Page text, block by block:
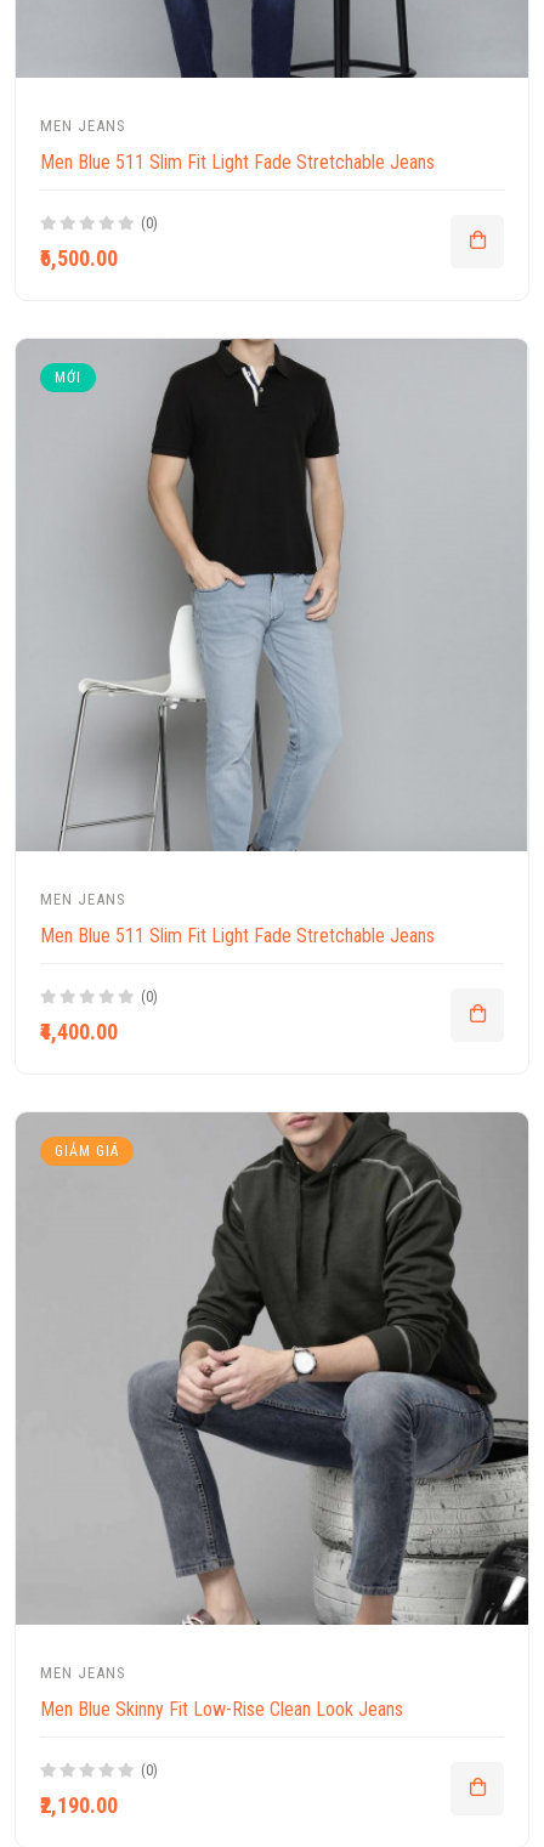
MEN JEANS
Men Blue 511 Slim Fit Light Fade Stretchable Jeans
(0)
₹6,500.00
MỚI
MEN JEANS
Men Blue 511 Slim Fit Light Fade Stretchable Jeans
(0)
₹4,400.00
GIẢM GIÁ
MEN JEANS
Men Blue Skinny Fit Low-Rise Clean Look Jeans
(0)
₹2,190.00